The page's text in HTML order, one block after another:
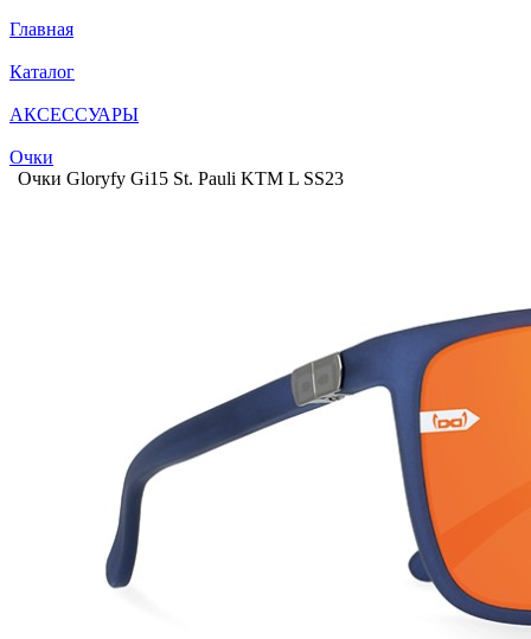
Главная
Каталог
АКСЕССУАРЫ
Очки
Очки Gloryfy Gi15 St. Pauli KTM L SS23